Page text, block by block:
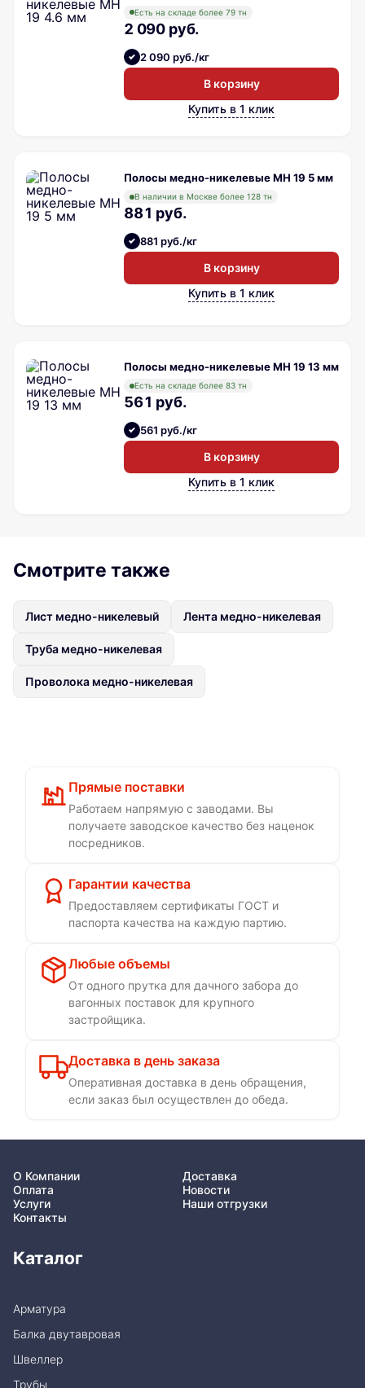
Есть на складе более 79 тн
2 090 руб.
2 090 руб./кг
В корзину
Купить в 1 клик
Полосы медно-никелевые МН 19 5 мм
В наличии в Москве более 128 тн
881 руб.
881 руб./кг
В корзину
Купить в 1 клик
Полосы медно-никелевые МН 19 13 мм
Есть на складе более 83 тн
561 руб.
561 руб./кг
В корзину
Купить в 1 клик
Смотрите также
Лист медно-никелевый Лента медно-никелевая
Труба медно-никелевая
Проволока медно-никелевая
Прямые поставки
Работаем напрямую с заводами. Вы
получаете заводское качество без наценок
посредников.
Гарантии качества
Предоставляем сертификаты ГОСТ и
паспорта качества на каждую партию.
Любые объемы
От одного прутка для дачного забора до
вагонных поставок для крупного
застройщика.
Доставка в день заказа
Оперативная доставка в день обращения,
если заказ был осуществлен до обеда.
О Компании
Доставка
Оплата
Новости
Услуги
Наши отгрузки
Контакты
Каталог
Арматура
Балка двутавровая
Швеллер
Трубы